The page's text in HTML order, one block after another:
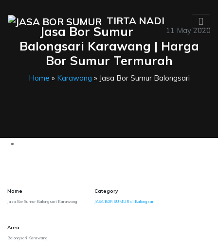
TIRTA NADI
11 May 2020
Jasa Bor Sumur
Balongsari Karawang | Harga
Bor Sumur Termurah
Home » Karawang » Jasa Bor Sumur Balongsari
Name
Jasa Bor Sumur Balongsari Karawang
Category
JASA BOR SUMUR di Balongsari
Area
Balongsari Karawang